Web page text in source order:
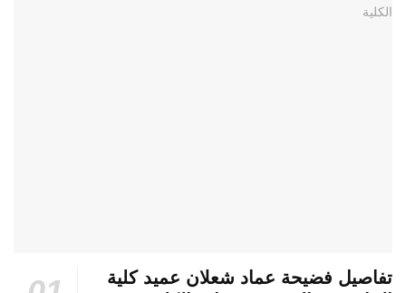
تفاصيل فضيحة عماد شعلان عميد كلية